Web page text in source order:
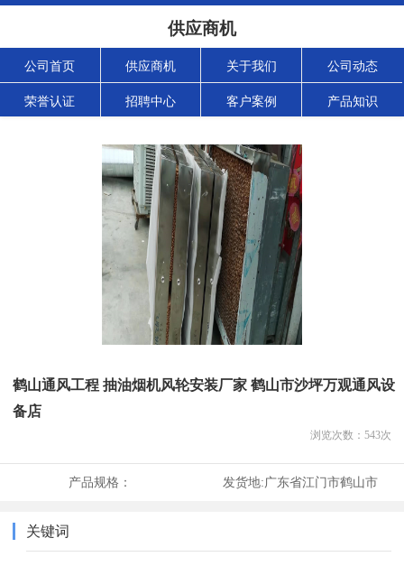
供应商机
公司首页 供应商机 关于我们 公司动态
荣誉认证 招聘中心 客户案例 产品知识
鹤山通风工程 抽油烟机风轮安装厂家 鹤山市沙坪万观通风设
备店
浏览次数： 543次
产品规格： 发货地:广东省江门市鹤山市
关键词